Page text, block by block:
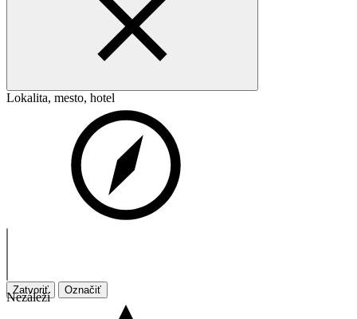
Lokalita, mesto, hotel
Zatvoriť Označiť
Nezáleží